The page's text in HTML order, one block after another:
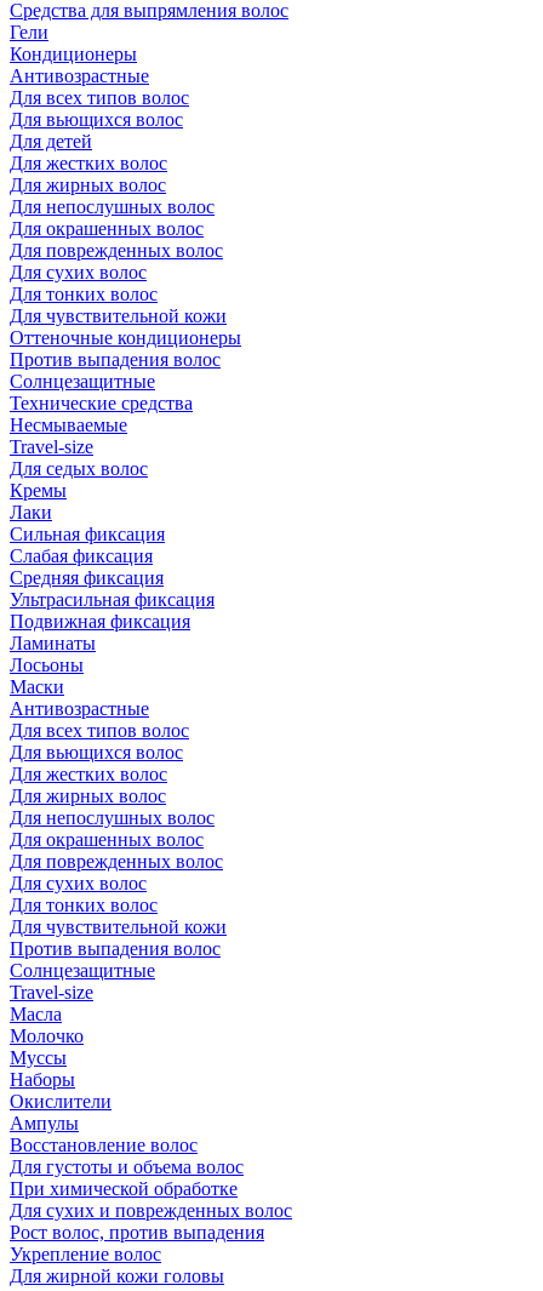
Средства для выпрямления волос
Гели
Кондиционеры
Антивозрастные
Для всех типов волос
Для вьющихся волос
Для детей
Для жестких волос
Для жирных волос
Для непослушных волос
Для окрашенных волос
Для поврежденных волос
Для сухих волос
Для тонких волос
Для чувствительной кожи
Оттеночные кондиционеры
Против выпадения волос
Солнцезащитные
Технические средства
Несмываемые
Travel-size
Для седых волос
Кремы
Лаки
Сильная фиксация
Слабая фиксация
Средняя фиксация
Ультрасильная фиксация
Подвижная фиксация
Ламинаты
Лосьоны
Маски
Антивозрастные
Для всех типов волос
Для вьющихся волос
Для жестких волос
Для жирных волос
Для непослушных волос
Для окрашенных волос
Для поврежденных волос
Для сухих волос
Для тонких волос
Для чувствительной кожи
Против выпадения волос
Солнцезащитные
Travel-size
Масла
Молочко
Муссы
Наборы
Окислители
Ампулы
Восстановление волос
Для густоты и объема волос
При химической обработке
Для сухих и поврежденных волос
Рост волос, против выпадения
Укрепление волос
Для жирной кожи головы